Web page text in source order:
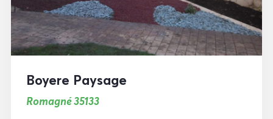
Boyere Paysage
Romagné 35133